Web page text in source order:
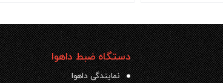
دستگاه ضبط داهوا
نمایندگی داهوا